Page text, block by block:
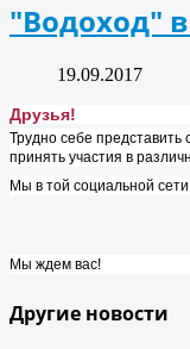
"Водоход"
19.09.2017
Друзья!
Трудно себе
принять участия в
Мы в той социальной
Мы ждем вас!
Другие новости